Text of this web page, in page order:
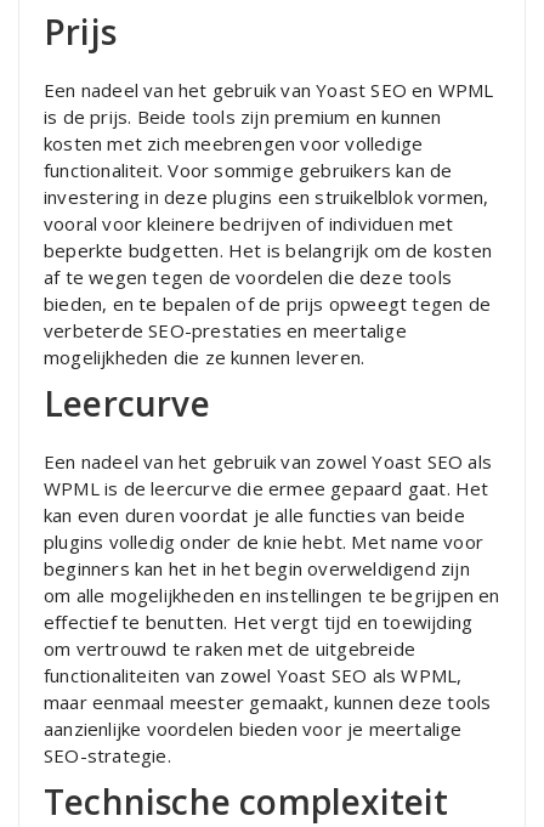
Prijs
Een nadeel van het gebruik van Yoast SEO en WPML
is de prijs. Beide tools zijn premium en kunnen
kosten met zich meebrengen voor volledige
functionaliteit. Voor sommige gebruikers kan de
investering in deze plugins een struikelblok vormen,
vooral voor kleinere bedrijven of individuen met
beperkte budgetten. Het is belangrijk om de kosten
af te wegen tegen de voordelen die deze tools
bieden, en te bepalen of de prijs opweegt tegen de
verbeterde SEO-prestaties en meertalige
mogelijkheden die ze kunnen leveren.
Leercurve
Een nadeel van het gebruik van zowel Yoast SEO als
WPML is de leercurve die ermee gepaard gaat. Het
kan even duren voordat je alle functies van beide
plugins volledig onder de knie hebt. Met name voor
beginners kan het in het begin overweldigend zijn
om alle mogelijkheden en instellingen te begrijpen en
effectief te benutten. Het vergt tijd en toewijding
om vertrouwd te raken met de uitgebreide
functionaliteiten van zowel Yoast SEO als WPML,
maar eenmaal meester gemaakt, kunnen deze tools
aanzienlijke voordelen bieden voor je meertalige
SEO-strategie.
Technische complexiteit